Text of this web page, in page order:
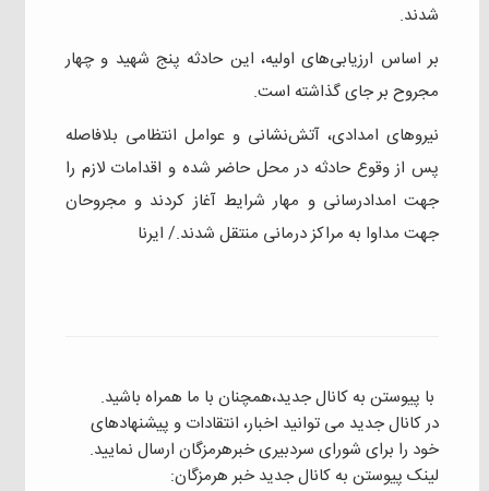
شدند.
بر اساس ارزیابی‌های اولیه، این حادثه پنج شهید و چهار
مجروح بر جای گذاشته است.
نیروهای امدادی، آتش‌نشانی و عوامل انتظامی بلافاصله
پس از وقوع حادثه در محل حاضر شده و اقدامات لازم را
جهت امدادرسانی و مهار شرایط آغاز کردند و مجروحان
جهت مداوا به مراکز درمانی منتقل شدند./ ایرنا
با پیوستن به کانال جدید،همچنان با ما همراه باشید.
در کانال جدید می توانید اخبار، انتقادات و پیشنهادهای
خود را برای شورای سردبیری خبرهرمزگان ارسال نمایید.
لینک پیوستن به کانال جدید خبر هرمزگان: